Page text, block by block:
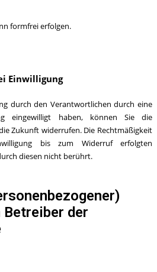
formfrei erfolgen.
Einwilligung
durch den Verantwortlichen durch eine
eingewilligt haben, können Sie die
Zukunft widerrufen. Die Rechtmäßigkeit
bis zum Widerruf erfolgten
diesen nicht berührt.
Betreiber der